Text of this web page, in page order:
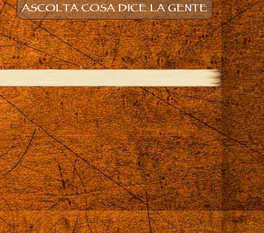
ASCOLTA COSA DICE LA GENTE